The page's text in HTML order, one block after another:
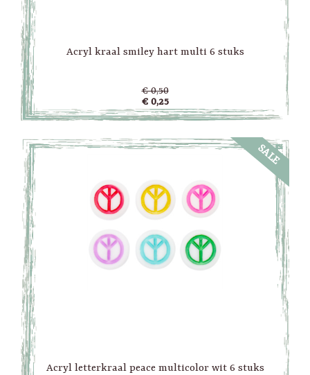
Acryl kraal smiley hart multi 6 stuks
€ 0,50
€ 0,25
SALE
Acryl letterkraal peace multicolor wit 6 stuks